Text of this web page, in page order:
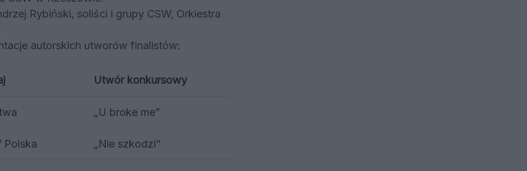
Rybiński, soliści i grupy CSW, Orkiestra
autorskich utworów finalistów:
Utwór konkursowy
„U broke me”
Polska „Nie szkodzi”